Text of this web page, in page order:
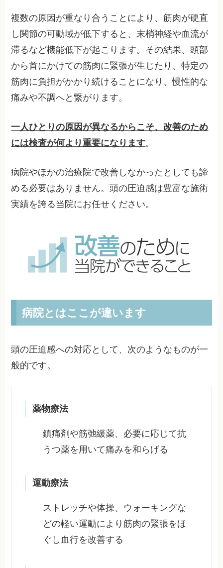
複数の原因が重なり合うことにより、筋肉が硬直
し関節の可動域が低下すると、末梢神経や血流が
滞るなど機能低下が起こります。その結果、頭部
から首にかけての筋肉に緊張が生じたり、特定の
筋肉に負担がかかり続けることになり、慢性的な
痛みや不調へと繋がります。
一人ひとりの原因が異なるからこそ、改善のため
には検査が何より重要になります。
病院やほかの治療院で改善しなかったとしても諦
める必要はありません。頭の圧迫感は豊富な施術
実績を誇る当院にお任せください。
病院とはここが違います
頭の圧迫感への対応として、次のようなものが一
般的です。
薬物療法
鎮痛剤や筋弛緩薬、必要に応じて抗
うつ薬を用いて痛みを和らげる
運動療法
ストレッチや体操、ウォーキングな
どの軽い運動により筋肉の緊張をほ
ぐし血行を改善する